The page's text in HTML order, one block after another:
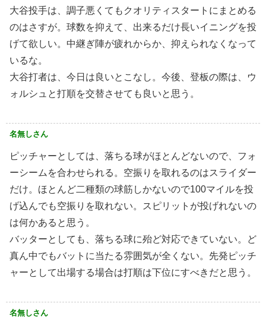
大谷投手は、調子悪くてもクオリティスタートにまとめる
のはさすが。球数を抑えて、出来るだけ長いイニングを投
げて欲しい。中継ぎ陣が疲れからか、抑えられなくなって
いるな。
大谷打者は、今日は良いとこなし。今後、登板の際は、ウ
ォルシュと打順を交替させても良いと思う。
名無しさん
ピッチャーとしては、落ちる球がほとんどないので、フォ
ーシームを合わせられる。空振りを取れるのはスライダー
だけ。ほとんど二種類の球筋しかないので100マイルを投
げ込んでも空振りを取れない。スピリットが投げれないの
は何かあると思う。
バッターとしても、落ちる球に殆ど対応できていない。ど
真ん中でもバットに当たる雰囲気が全くない。先発ピッチ
ャーとして出場する場合は打順は下位にすべきだと思う。
名無しさん